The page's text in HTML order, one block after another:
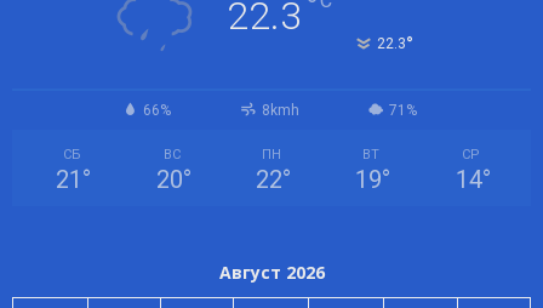
22.3
22.3°
66% 8kmh 71%
СБ
21 °
ВС
20°
ПН
22°
ВТ
19°
СР
14°
Август 2026